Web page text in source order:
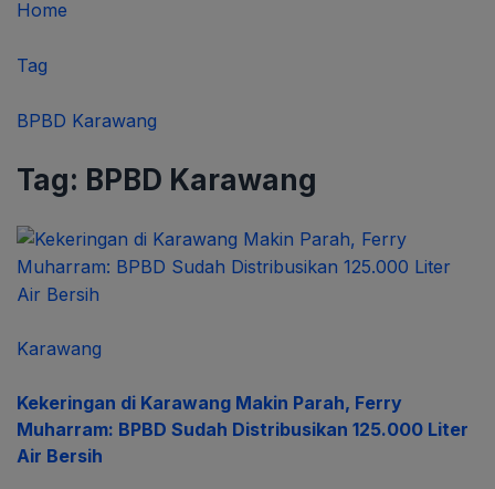
Home
Tag
BPBD Karawang
Tag: BPBD Karawang
Karawang
Kekeringan di Karawang Makin Parah, Ferry
Muharram: BPBD Sudah Distribusikan 125.000 Liter
Air Bersih